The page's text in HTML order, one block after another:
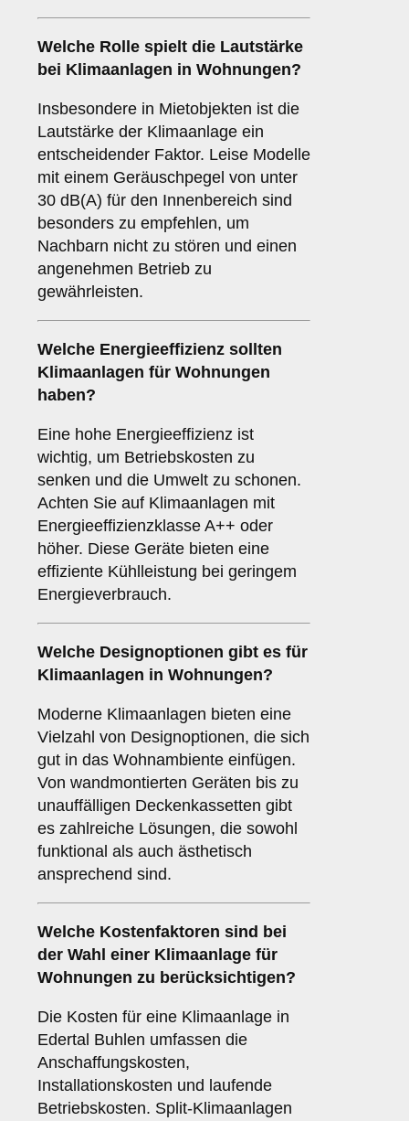
Welche Rolle spielt die Lautstärke
bei Klimaanlagen in Wohnungen?
Insbesondere in Mietobjekten ist die
Lautstärke der Klimaanlage ein
entscheidender Faktor. Leise Modelle
mit einem Geräuschpegel von unter
30 dB(A) für den Innenbereich sind
besonders zu empfehlen, um
Nachbarn nicht zu stören und einen
angenehmen Betrieb zu
gewährleisten.
Welche Energieeffizienz sollten
Klimaanlagen für Wohnungen
haben?
Eine hohe Energieeffizienz ist
wichtig, um Betriebskosten zu
senken und die Umwelt zu schonen.
Achten Sie auf Klimaanlagen mit
Energieeffizienzklasse A++ oder
höher. Diese Geräte bieten eine
effiziente Kühlleistung bei geringem
Energieverbrauch.
Welche Designoptionen gibt es für
Klimaanlagen in Wohnungen?
Moderne Klimaanlagen bieten eine
Vielzahl von Designoptionen, die sich
gut in das Wohnambiente einfügen.
Von wandmontierten Geräten bis zu
unauffälligen Deckenkassetten gibt
es zahlreiche Lösungen, die sowohl
funktional als auch ästhetisch
ansprechend sind.
Welche Kostenfaktoren sind bei
der Wahl einer Klimaanlage für
Wohnungen zu berücksichtigen?
Die Kosten für eine Klimaanlage in
Edertal Buhlen umfassen die
Anschaffungskosten,
Installationskosten und laufende
Betriebskosten. Split-Klimaanlagen